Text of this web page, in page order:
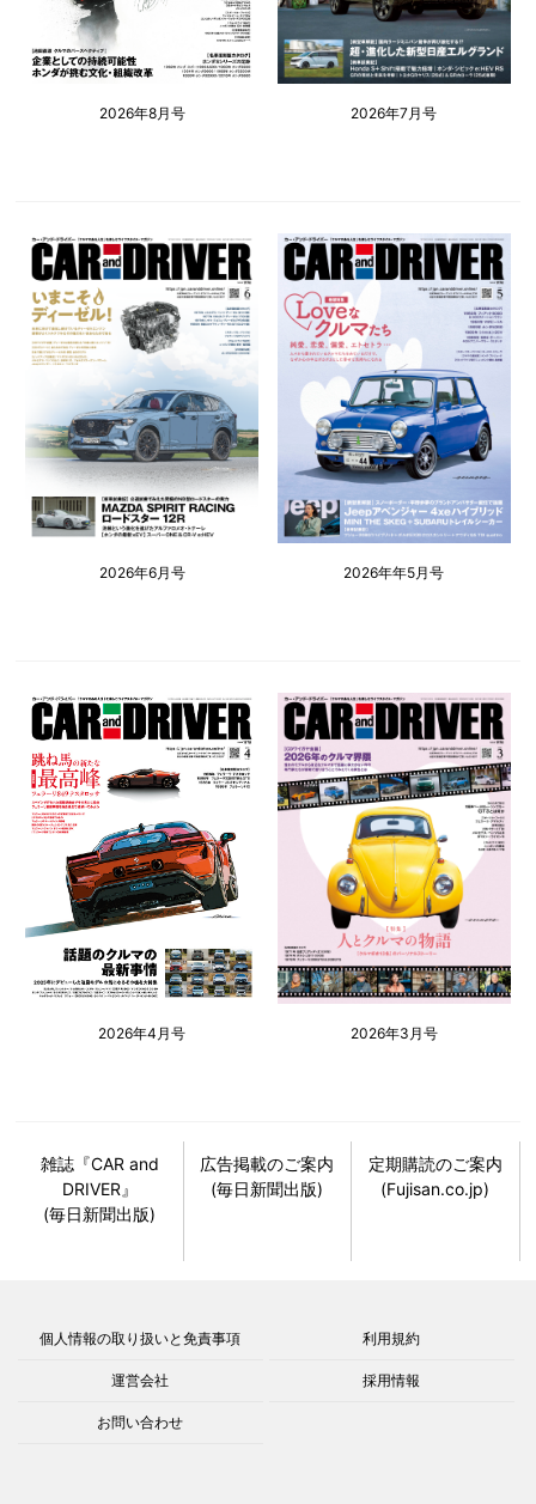
2026年8月号 2026年7月号
2026年6月号 2026年年5月号
2026年4月号 2026年3月号
雑誌『CAR and
DRIVER』
(毎日新聞出版)
広告掲載のご案内
(毎日新聞出版)
定期購読のご案内
(Fujisan.co.jp)
個人情報の取り扱いと免責事項 利用規約
運営会社 採用情報
お問い合わせ